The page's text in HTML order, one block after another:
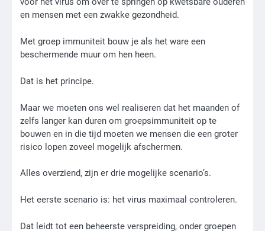
en mensen met een zwakke gezondheid.
Met groep immuniteit bouw je als het ware een
beschermende muur om hen heen.
Dat is het principe.
Maar we moeten ons wel realiseren dat het maanden of
zelfs langer kan duren om groepsimmuniteit op te
bouwen en in die tijd moeten we mensen die een groter
risico lopen zoveel mogelijk afschermen.
Alles overziend, zijn er drie mogelijke scenario’s.
Het eerste scenario is: het virus maximaal controleren.
Dat leidt tot een beheerste verspreiding, onder groepen